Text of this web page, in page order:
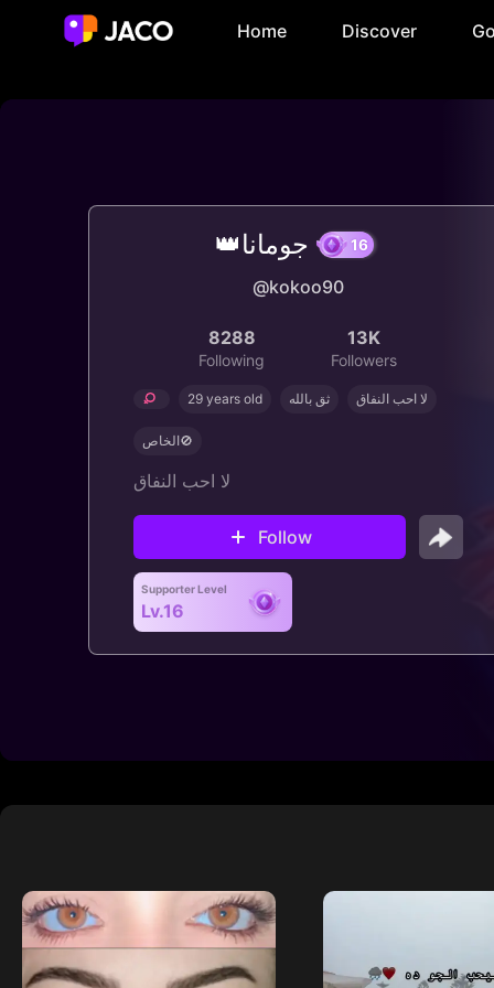
Home Discover
👑جومانا
@kokoo90
8288
Following
13K
Followers
29 years old ثق بالله لا احب النفاق
الخاص🚫
لا احب النفاق
Follow
Supporter Level
Lv.16